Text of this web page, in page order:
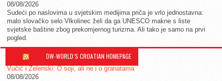
08/08/2026
Sudeći po naslovima u svjetskim medijima priča je vrlo jednostavna:
malo slovačko selo Vlkolinec želi da ga UNESCO makne s liste
svjetske baštine zbog prekomjernog turizma. Ali tako je samo na prvi
pogled.
DW-WORLD´S CROATIAN HOMEPAGE
Vučić i Zelenski: O soji, ali ne i o granatama
08/08/2026